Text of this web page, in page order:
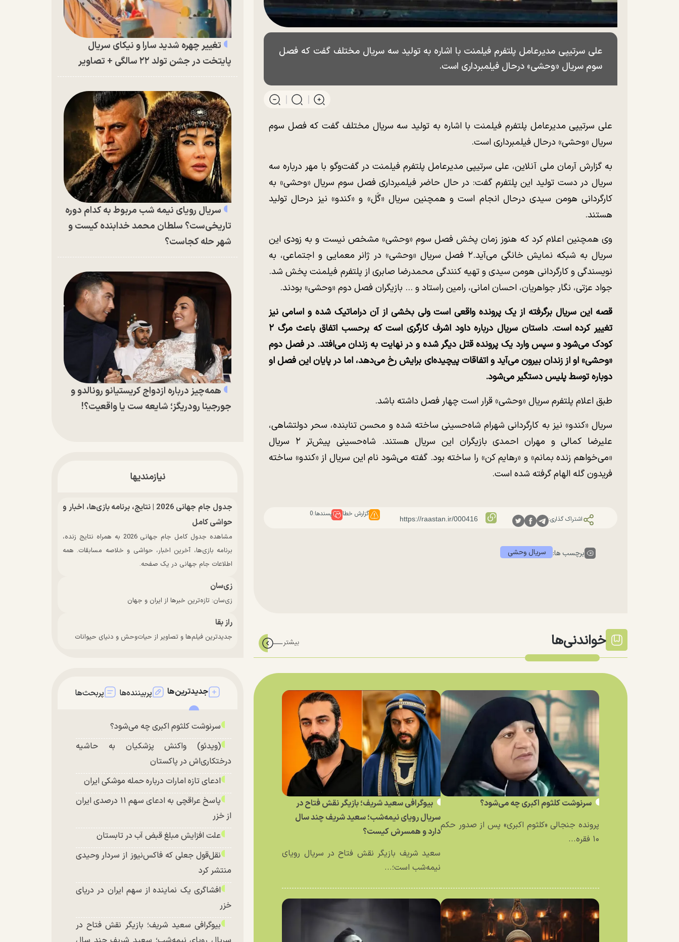
علی سرتیپی مدیرعامل پلتفرم فیلمنت با اشاره به تولید سه سریال مختلف گفت که فصل
سوم سریال «وحشی» درحال فیلمبرداری است.
علی سرتیپی مدیرعامل پلتفرم فیلمنت با اشاره به تولید سه سریال مختلف گفت که فصل سوم
سریال «وحشی» درحال فیلمبرداری است.
به گزارش آرمان ملی آنلاین، علی سرتیپی مدیرعامل پلتفرم فیلمنت در گفت‌و‌گو با مهر درباره سه
سریال در دست تولید این پلتفرم گفت: در حال حاضر فیلمبرداری فصل سوم سریال «وحشی» به
کارگردانی هومن سیدی درحال انجام است و همچنین سریال «گَل» و «کندو» نیز درحال تولید
هستند.
وی همچنین اعلام کرد که هنوز زمان پخش فصل سوم «وحشی» مشخص نیست و به زودی این
سریال به شبکه نمایش خانگی می‌آید.۲ فصل سریال «وحشی» در ژانر معمایی و اجتماعی، به
نویسندگی و کارگردانی هومن سیدی و تهیه کنندگی محمدرضا صابری از پلتفرم فیلمنت پخش شد.
جواد عزتی، نگار جواهریان، احسان امانی، رامین راستاد و … بازیگران فصل دوم «وحشی» بودند.
قصه این سریال برگرفته از یک پرونده واقعی است ولی بخشی از آن دراماتیک شده و اسامی نیز
تغییر کرده است. داستان سریال درباره داود اشرف کارگری است که برحسب اتفاق باعث مرگ ۲
کودک می‌شود و سپس وارد یک پرونده قتل دیگر شده و در نهایت به زندان می‌افتد. در فصل دوم
«وحشی» او از زندان بیرون می‌آید و اتفاقات پیچیده‌ای برایش رخ می‌دهد، اما در پایان این فصل او
دوباره توسط پلیس دستگیر می‌شود.
طبق اعلام پلتفرم سریال «وحشی» قرار است چهار فصل داشته باشد.
سریال «کندو» نیز به کارگردانی شهرام شاه‌حسینی ساخته شده و محسن تنابنده، سحر دولتشاهی،
علیرضا کمالی و مهران احمدی بازیگران این سریال هستند. شاه‌حسینی پیش‌تر ۲ سریال
«می‌خواهم زنده بمانم» و «رهایم کن» را ساخته بود. گفته می‌شود نام این سریال از «کندو» ساخته
فریدون گله الهام گرفته شده است.
اشتراک گذاری:
گزارش خطا پسندها:0
برچسب ها: سریال وحشی
خواندنی‌ها
سرنوشت کلثوم اکبری چه می‌شود؟
پرونده جنجالی «کلثوم اکبری» پس از صدور حکم
۱۰ فقره...
بیوگرافی سعید شریف؛ بازیگر نقش فتاح در
سریال رویای نیمه‌شب؛ سعید شریف چند سال
دارد و همسرش کیست؟
سعید شریف بازیگر نقش فتاح در سریال رویای
نیمه‌شب است؛...
تغییر چهره شدید سارا و نیکای سریال
پایتخت در جشن تولد ۲۲ سالگی + تصاویر
سریال رویای نیمه شب مربوط به کدام دوره
تاریخی‌ست؟ سلطان محمد خدابنده کیست و
شهر حله کجاست؟
همه‌چیز درباره ازدواج کریستیانو رونالدو و
جورجینا رودریگز؛ شایعه ست یا واقعیت؟!
نیازمندیها
جدول جام جهانی 2026 | نتایج، برنامه بازی‌ها، اخبار و
حواشی کامل
مشاهده جدول کامل جام جهانی 2026 به همراه نتایج زنده،
برنامه بازی‌ها، آخرین اخبار، حواشی و خلاصه مسابقات. همه
اطلاعات جام جهانی در یک صفحه.
زی‌سان
زی‌سان: تازه‌ترین خبرها از ایران و جهان
راز بقا
جدیدترین فیلم‌ها و تصاویر از حیات‌وحش و دنیای حیوانات
جدیدترین‌ها پربیننده‌ها پربحث‌ها
سرنوشت کلثوم اکبری چه می‌شود؟
(ویدئو) واکنش پزشکیان به حاشیه
درختکاری‌اش در پاکستان
ادعای تازه امارات درباره حمله موشکی ایران
پاسخ عراقچی به ادعای سهم ۱۱ درصدی ایران
از خزر
علت افزایش مبلغ قبض آب در تابستان
نقل‌قول جعلی که فاکس‌نیوز از سردار وحیدی
منتشر کرد
افشاگری یک نماینده از سهم ایران در دریای
خزر
بیوگرافی سعید شریف؛ بازیگر نقش فتاح در